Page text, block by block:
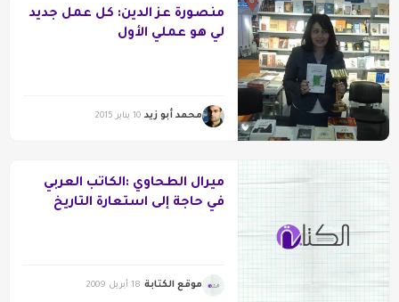
منصورة عز الدين: كل عمل جديد
لي هو عملي الأول
محمد أبو زيد 10 يناير 2015
ميرال الطحاوي :الكاتب العربي
في حاجة إلى استعارة التاريخ
موقع الكتابة 18 أبريل 2009